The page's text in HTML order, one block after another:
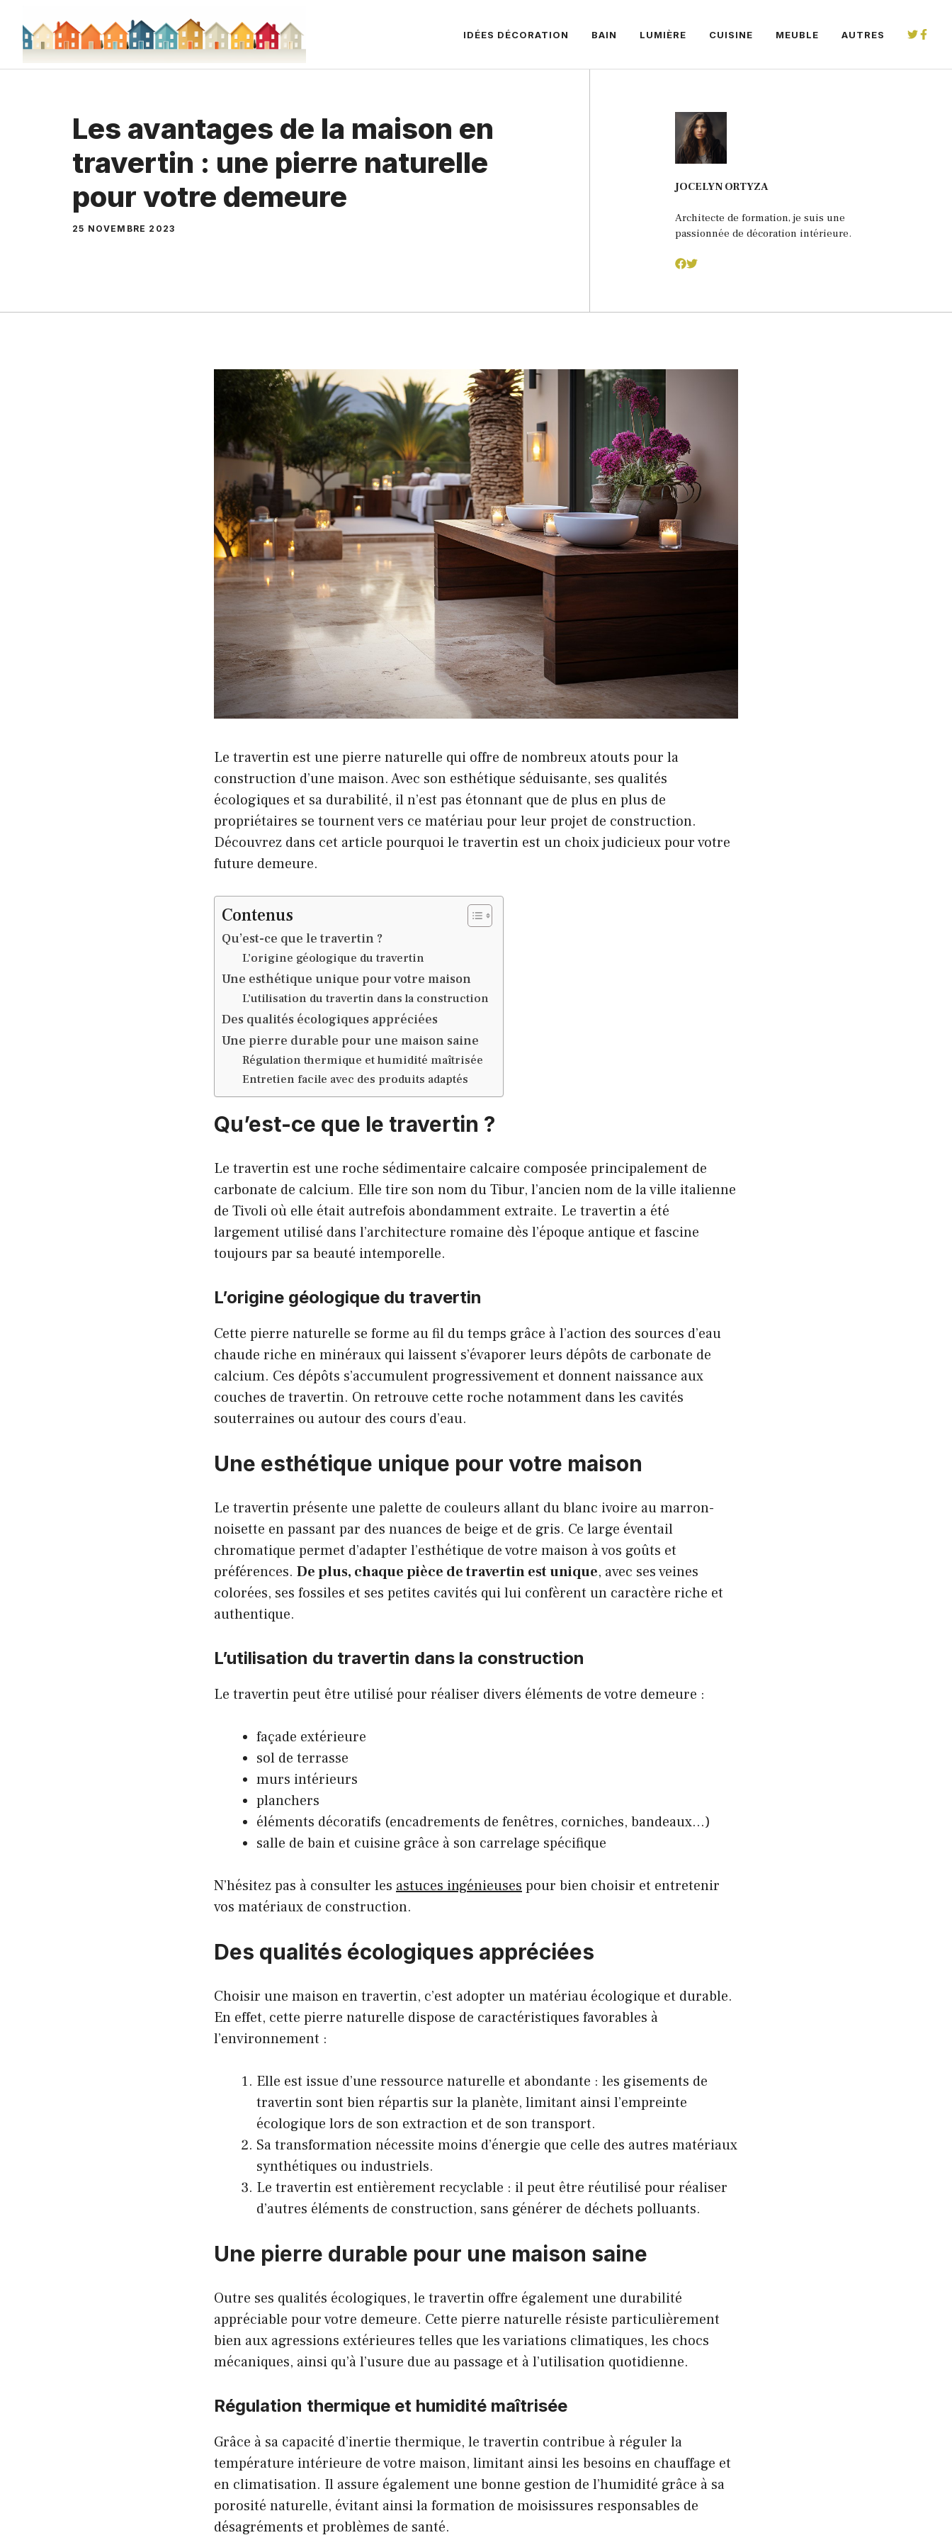
contenu
IDÉES DÉCORATION BAIN LUMIÈRE CUISINE MEUBLE AUTRES
Les avantages de la maison en
travertin : une pierre naturelle
pour votre demeure
25 NOVEMBRE 2023
JOCELYN ORTYZA
Architecte de formation, je suis une
passionnée de décoration intérieure.
Le travertin est une pierre naturelle qui offre de nombreux atouts pour la
construction d’une maison. Avec son esthétique séduisante, ses qualités
écologiques et sa durabilité, il n’est pas étonnant que de plus en plus de
propriétaires se tournent vers ce matériau pour leur projet de construction.
Découvrez dans cet article pourquoi le travertin est un choix judicieux pour votre
future demeure.
Contenus
Qu’est-ce que le travertin ?
L’origine géologique du travertin
Une esthétique unique pour votre maison
L’utilisation du travertin dans la construction
Des qualités écologiques appréciées
Une pierre durable pour une maison saine
Régulation thermique et humidité maîtrisée
Entretien facile avec des produits adaptés
Qu’est-ce que le travertin ?
Le travertin est une roche sédimentaire calcaire composée principalement de
carbonate de calcium. Elle tire son nom du Tibur, l’ancien nom de la ville italienne
de Tivoli où elle était autrefois abondamment extraite. Le travertin a été
largement utilisé dans l’architecture romaine dès l’époque antique et fascine
toujours par sa beauté intemporelle.
L’origine géologique du travertin
Cette pierre naturelle se forme au fil du temps grâce à l’action des sources d’eau
chaude riche en minéraux qui laissent s’évaporer leurs dépôts de carbonate de
calcium. Ces dépôts s’accumulent progressivement et donnent naissance aux
couches de travertin. On retrouve cette roche notamment dans les cavités
souterraines ou autour des cours d’eau.
Une esthétique unique pour votre maison
Le travertin présente une palette de couleurs allant du blanc ivoire au marron-
noisette en passant par des nuances de beige et de gris. Ce large éventail
chromatique permet d’adapter l’esthétique de votre maison à vos goûts et
préférences. De plus, chaque pièce de travertin est unique, avec ses veines
colorées, ses fossiles et ses petites cavités qui lui confèrent un caractère riche et
authentique.
L’utilisation du travertin dans la construction
Le travertin peut être utilisé pour réaliser divers éléments de votre demeure :
façade extérieure
sol de terrasse
murs intérieurs
planchers
éléments décoratifs (encadrements de fenêtres, corniches, bandeaux…)
salle de bain et cuisine grâce à son carrelage spécifique
N’hésitez pas à consulter les astuces ingénieuses pour bien choisir et entretenir
vos matériaux de construction.
Des qualités écologiques appréciées
Choisir une maison en travertin, c’est adopter un matériau écologique et durable.
En effet, cette pierre naturelle dispose de caractéristiques favorables à
l’environnement :
Elle est issue d’une ressource naturelle et abondante : les gisements de
travertin sont bien répartis sur la planète, limitant ainsi l’empreinte
écologique lors de son extraction et de son transport.
Sa transformation nécessite moins d’énergie que celle des autres matériaux
synthétiques ou industriels.
Le travertin est entièrement recyclable : il peut être réutilisé pour réaliser
d’autres éléments de construction, sans générer de déchets polluants.
Une pierre durable pour une maison saine
Outre ses qualités écologiques, le travertin offre également une durabilité
appréciable pour votre demeure. Cette pierre naturelle résiste particulièrement
bien aux agressions extérieures telles que les variations climatiques, les chocs
mécaniques, ainsi qu’à l’usure due au passage et à l’utilisation quotidienne.
Régulation thermique et humidité maîtrisée
Grâce à sa capacité d’inertie thermique, le travertin contribue à réguler la
température intérieure de votre maison, limitant ainsi les besoins en chauffage et
en climatisation. Il assure également une bonne gestion de l’humidité grâce à sa
porosité naturelle, évitant ainsi la formation de moisissures responsables de
désagréments et problèmes de santé.